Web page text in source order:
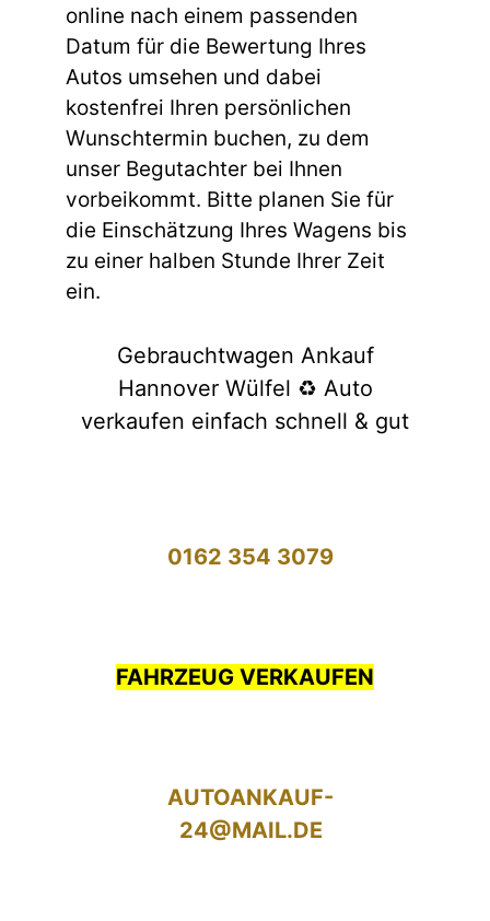
online nach einem passenden
Datum für die Bewertung Ihres
Autos umsehen und dabei
kostenfrei Ihren persönlichen
Wunschtermin buchen, zu dem
unser Begutachter bei Ihnen
vorbeikommt. Bitte planen Sie für
die Einschätzung Ihres Wagens bis
zu einer halben Stunde Ihrer Zeit
ein.
Gebrauchtwagen Ankauf
Hannover Wülfel ♻️ Auto
verkaufen einfach schnell & gut
0162 354 3079
FAHRZEUG VERKAUFEN
AUTOANKAUF-
24@MAIL.DE